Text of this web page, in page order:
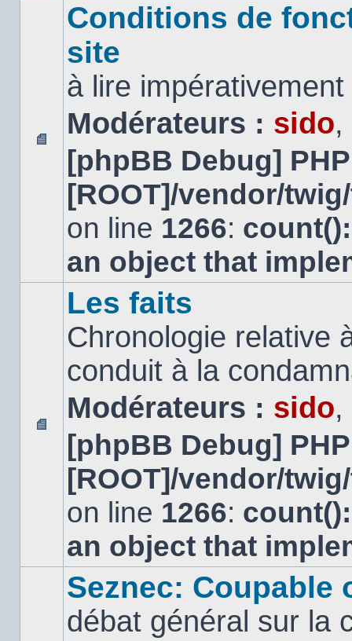
Aucun
message
non
Conditions de
site
à lire impérativement
Modérateurs : sido,
[phpBB Debug]
[ROOT]/vendor/
on line 1266:
an object that
Aucun
message
non
Les faits
Chronologie relative
conduit à la
Modérateurs : sido,
[phpBB Debug]
[ROOT]/vendor/
on line 1266:
an object that
Seznec: Coupable
débat général sur la